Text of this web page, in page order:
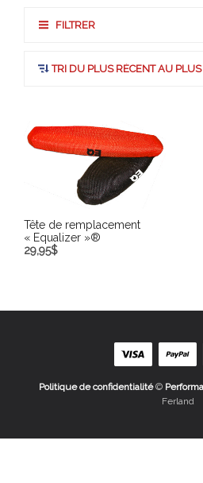
FILTRER
Tête de remplacement
« Equalizer »®
29,95$
Politique de confidentialité©
Ferland